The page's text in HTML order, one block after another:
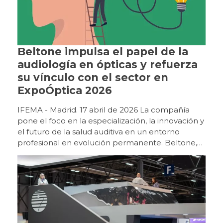
Beltone impulsa el papel de la
audiología en ópticas y refuerza
su vínculo con el sector en
ExpoÓptica 2026
IFEMA - Madrid. 17 abril de 2026 La compañía
pone el foco en la especialización, la innovación y
el futuro de la salud auditiva en un entorno
profesional en evolución permanente. Beltone,
marca de Grupo GN, ha reforzado su
posicionamiento en ExpoÓptica 2026 como uno
de los principales impulsores de la audiología
dentro del entorno óptico, en un momento clave
para la evolución del sector. La feria, celebrada
en IFEMA Madrid, ha vuelto a reunir, en la edición
de 2026, a un perfil de visitante cualificado y ha